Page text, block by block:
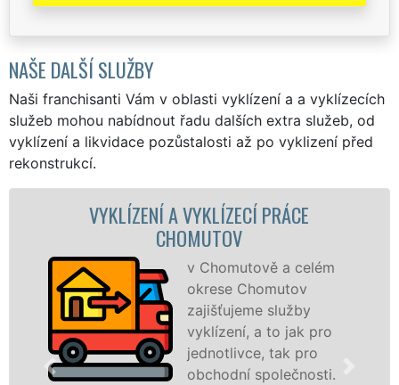
NAŠE DALŠÍ SLUŽBY
Naši franchisanti Vám v oblasti vyklízení a a vyklízecích
služeb mohou nabídnout řadu dalších extra služeb, od
vyklízení a likvidace pozůstalosti až po vyklizení před
rekonstrukcí.
A VYKLÍZECÍ PRÁCE
v Chomutově a celém
okrese Chomutov
zajišťujeme služby
vyklízení, a to jak pro
jednotlivce, tak pro
obchodní společnosti.
v